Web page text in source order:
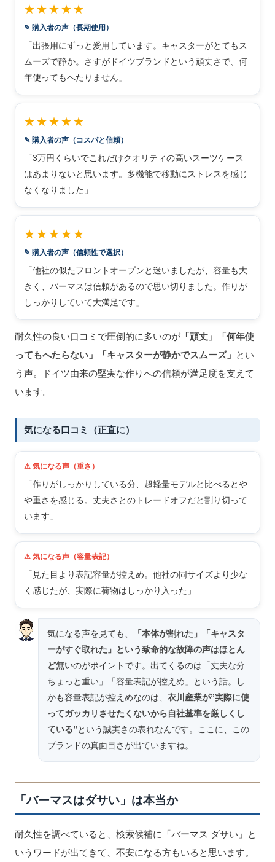
★★★★★
✎ 購入者の声（長期使用）
「出張用にずっと愛用しています。キャスターがとてもス
ムーズで静か。さすがドイツブランドという頑丈さで、何
年使ってもへたりません」
★★★★★
✎ 購入者の声（コスパと信頼）
「3万円くらいでこれだけクオリティの高いスーツケース
はあまりないと思います。多機能で移動にストレスを感じ
なくなりました」
★★★★★
✎ 購入者の声（信頼性で選択）
「他社の似たフロントオープンと迷いましたが、容量も大
きく、バーマスは信頼があるので思い切りました。作りが
しっかりしていて大満足です」
耐久性の良い口コミで圧倒的に多いのが 「頑丈」「何年使
ってもへたらない」「キャスターが静かでスムーズ」 とい
う声。ドイツ由来の堅実な作りへの信頼が満足度を支えて
います。
気になる口コミ（正直に）
⚠ 気になる声（重さ）
「作りがしっかりしている分、超軽量モデルと比べるとや
や重さを感じる。丈夫さとのトレードオフだと割り切って
います」
⚠ 気になる声（容量表記）
「見た目より表記容量が控えめ。他社の同サイズより少な
く感じたが、実際に荷物はしっかり入った」
気になる声を見ても、
「本体が割れた」「キャスタ
ーがすぐ取れた」という致命的な故障の声はほとん
ど無いのがポイントです。出てくるのは「丈夫な分
ちょっと重い」「容量表記が控えめ」という話。し
かも容量表記が控えめなのは、 衣川産業が”実際に使
ってガッカリさせたくないから自社基準を厳しくし
ている” という誠実さの表れなんです。ここに、この
ブランドの真面目さが出ていますね。
「バーマスはダサい」は本当か
耐久性を調べていると、検索候補に「バーマス ダサい」と
いうワードが出てきて、不安になる方もいると思います。